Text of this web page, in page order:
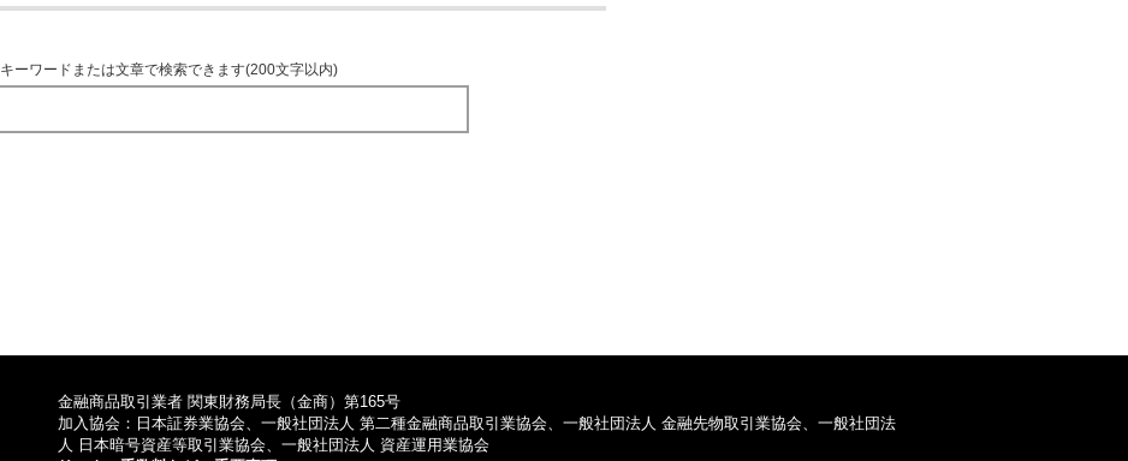
キーワードまたは文章で検索できます(200文字以内)
金融商品取引業者 関東財務局長（金商）第165号
加入協会：日本証券業協会、一般社団法人 第二種金融商品取引業協会、一般社団法人 金融先物取引業協会、一般社団法
人 日本暗号資産等取引業協会、一般社団法人 資産運用業協会